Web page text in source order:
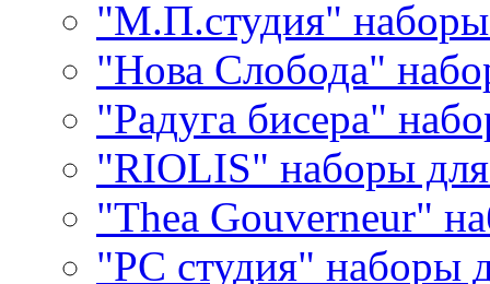
"М.П.студия"
"Нова Слобода"
"Радуга бисера"
"RIOLIS" наборы
"Thea Gouverneur"
"РС студия" наборы